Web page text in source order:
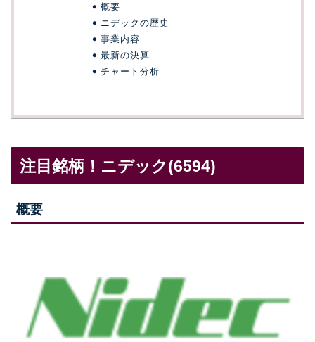
概要
ニデックの歴史
事業内容
最新の決算
チャート分析
注目銘柄！ニデック(6594)
概要